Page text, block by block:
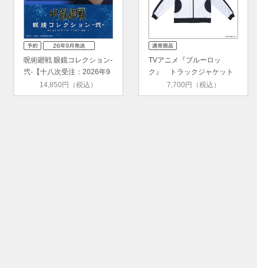
呪術廻戦 眼鏡コレクション-
弐-【十八次受注：2026年9
14,850円（税込）
TVアニメ『ブルーロッ
ク』 トラックジャケット
7,700円（税込）